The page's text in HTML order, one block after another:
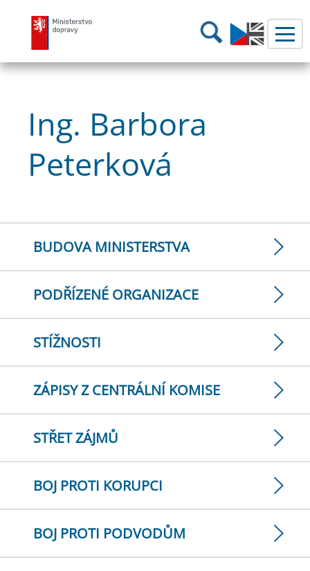
Ministerstvo dopravy Hledání
Ing. Barbora
Peterková
BUDOVA MINISTERSTVA
PODŘÍZENÉ ORGANIZACE
STÍŽNOSTI
ZÁPISY Z CENTRÁLNÍ KOMISE
STŘET ZÁJMŮ
BOJ PROTI KORUPCI
BOJ PROTI PODVODŮM